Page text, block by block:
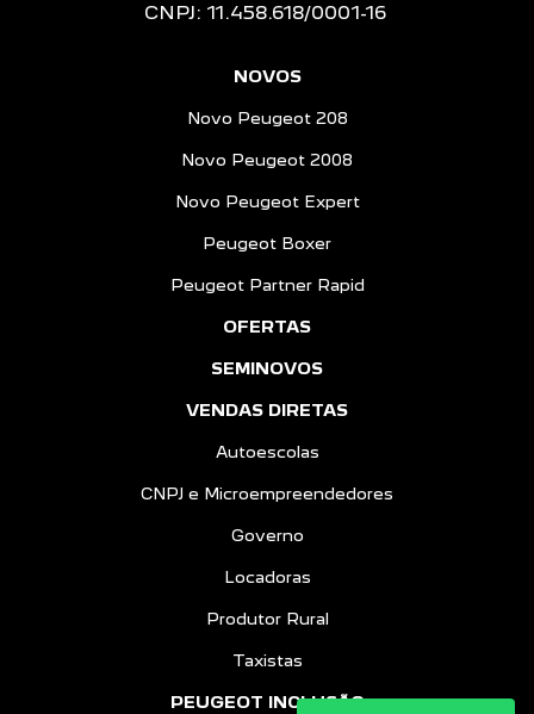
CNPJ: 11.458.618/0001-16
NOVOS
Novo Peugeot 208
Novo Peugeot 2008
Novo Peugeot Expert
Peugeot Boxer
Peugeot Partner Rapid
OFERTAS
SEMINOVOS
VENDAS DIRETAS
Autoescolas
CNPJ e Microempreendedores
Governo
Locadoras
Produtor Rural
Taxistas
PEUGEOT INCLUSÃO